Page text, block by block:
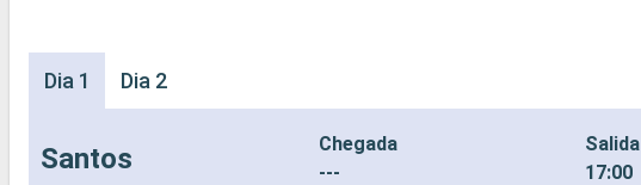
Dia 1 Dia 2
Santos
Chegada
---
Salida
17:00